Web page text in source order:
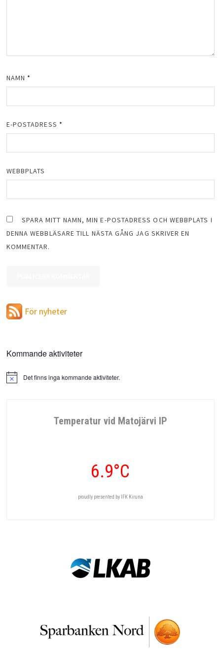
NAMN *
E-POSTADRESS *
WEBBPLATS
SPARA MITT NAMN, MIN E-POSTADRESS OCH WEBBPLATS I
DENNA WEBBLÄSARE TILL NÄSTA GÅNG JAG SKRIVER EN
KOMMENTAR.
För nyheter
Kommande aktiviteter
Notis Det finns inga kommande aktiviteter.
Temperatur vid Matojärvi IP
6.9°C
proudly presented by IFK Kiruna